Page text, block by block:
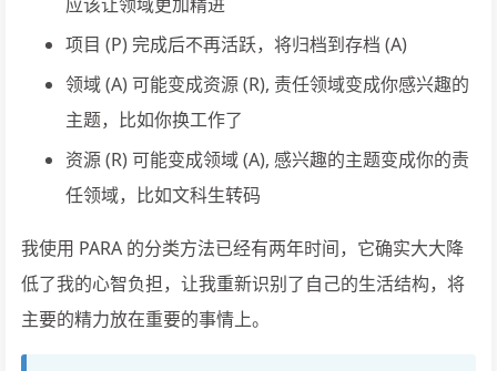
项目 (P) 完成后不再活跃，将归档到存档 (A)
领域 (A) 可能变成资源 (R), 责任领域变成你感兴趣的
主题，比如你换工作了
资源 (R) 可能变成领域 (A), 感兴趣的主题变成你的责
任领域，比如文科生转码
我使用 PARA 的分类方法已经有两年时间，它确实大大降
低了我的心智负担，让我重新识别了自己的生活结构，将
主要的精力放在重要的事情上。